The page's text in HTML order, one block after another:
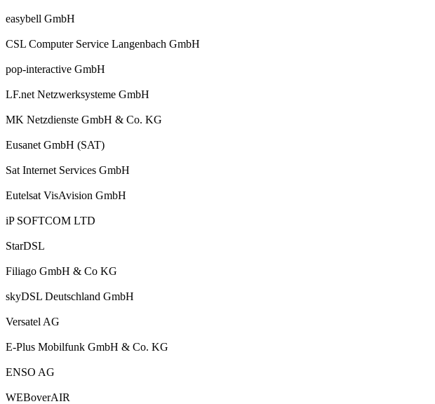
easybell GmbH
CSL Computer Service Langenbach GmbH
pop-interactive GmbH
LF.net Netzwerksysteme GmbH
MK Netzdienste GmbH & Co. KG
Eusanet GmbH (SAT)
Sat Internet Services GmbH
Eutelsat VisAvision GmbH
iP SOFTCOM LTD
StarDSL
Filiago GmbH & Co KG
skyDSL Deutschland GmbH
Versatel AG
E-Plus Mobilfunk GmbH & Co. KG
ENSO AG
WEBoverAIR